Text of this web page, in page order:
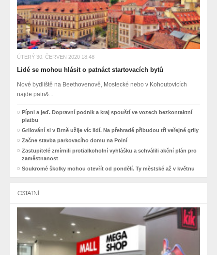
ÚTERÝ 30. ČERVEN 2020 18:48
Lidé se mohou hlásit o patnáct startovacích bytů
Nové bydliště na Beethovenově, Mostecké nebo v Kohoutovicích
najde patn&...
Pípni a jeď. Dopravní podnik a kraj spouští ve vozech bezkontaktní
platbu
Grilování si v Brně užije víc lidí. Na přehradě přibudou tři veřejné grily
Začne stavba parkovacího domu na Polní
Zastupitelé zmírnili protialkoholní vyhlášku a schválili akční plán pro
zaměstnanost
Soukromé školky mohou otevřít od pondělí. Ty městské až v květnu
OSTATNÍ